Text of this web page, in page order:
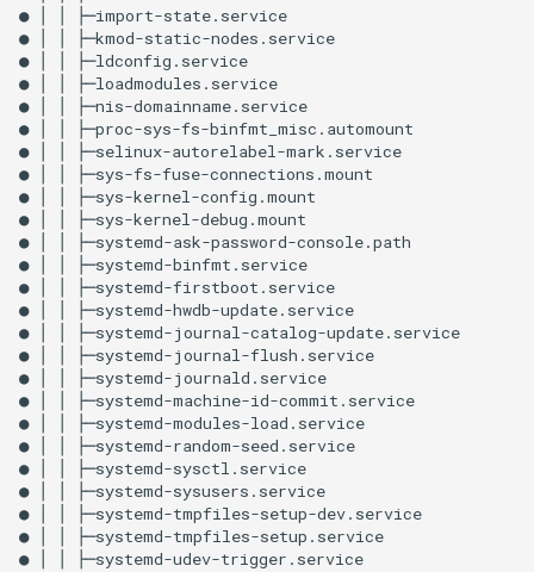
●
├─import-state.service
●
├─kmod-static-nodes.service
●
├─ldconfig.service
●
├─loadmodules.service
●
├─nis-domainname.service
●
├─proc-sys-fs-binfmt_misc.automount
●
├─selinux-autorelabel-mark.service
●
├─sys-fs-fuse-connections.mount
●
├─sys-kernel-config.mount
●
├─sys-kernel-debug.mount
●
├─systemd-ask-password-console.path
●
├─systemd-binfmt.service
●
├─systemd-firstboot.service
●
├─systemd-hwdb-update.service
●
├─systemd-journal-catalog-update.service
●
├─systemd-journal-flush.service
●
├─systemd-journald.service
●
├─systemd-machine-id-commit.service
●
├─systemd-modules-load.service
●
├─systemd-random-seed.service
●
├─systemd-sysctl.service
●
├─systemd-sysusers.service
●
├─systemd-tmpfiles-setup-dev.service
●
├─systemd-tmpfiles-setup.service
●
├─systemd-udev-trigger.service